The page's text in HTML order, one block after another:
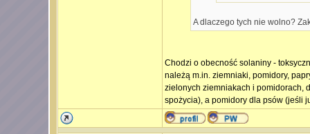
A dlaczego tych nie wolno?
Chodzi o obecność solaniny -
należą m.in. ziemniaki, pomidory,
zielonych ziemniakach i pomidorach,
spożycia), a pomidory dla psów (jeśli